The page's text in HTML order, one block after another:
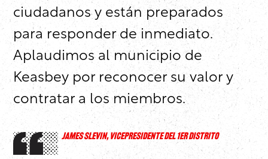
ciudadanos y están preparados
para responder de inmediato.
Aplaudimos al municipio de
Keasbey por reconocer su valor y
contratar a los miembros.
JAMES SLEVIN, VICEPRESIDENTE DEL 1ER DISTRITO